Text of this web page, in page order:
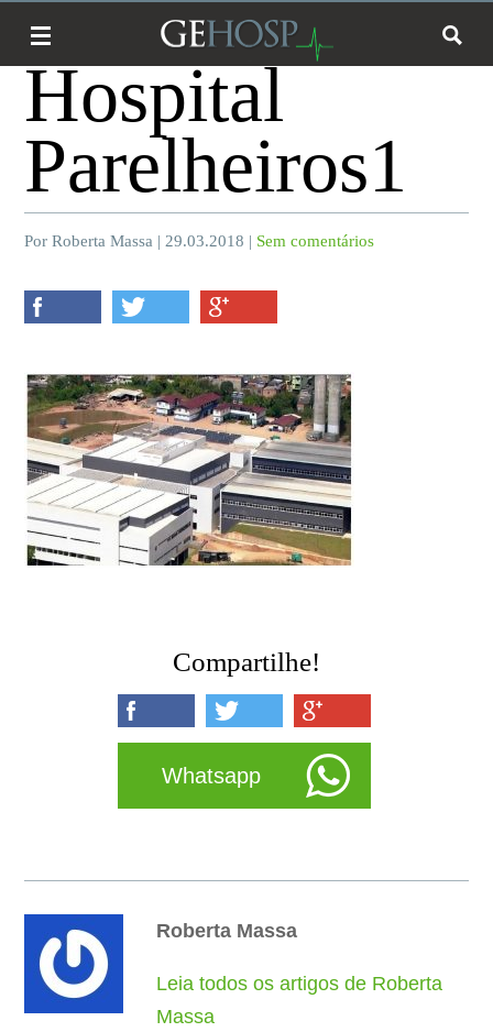
Hospital
Parelheiros1
Por Roberta Massa | 29.03.2018 | Sem comentários
Compartilhe!
Whatsapp
Roberta Massa
Leia todos os artigos de Roberta
Massa